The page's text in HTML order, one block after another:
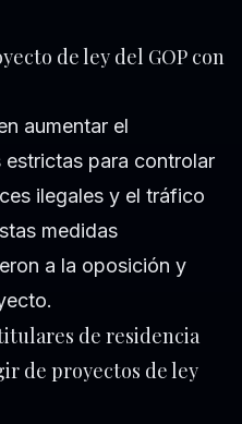
de ley del GOP con
aumentar el
para controlar
ilegales y el tráfico
medidas
a la oposición y
de residencia
de proyectos de ley